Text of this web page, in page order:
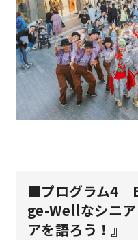
■プログラム4
ge-Wellなシニア
アを語ろう！』